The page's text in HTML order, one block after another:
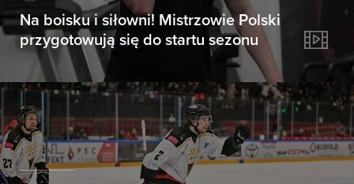
Na boisku i siłowni! Mistrzowie Polski
przygotowują się do startu sezonu